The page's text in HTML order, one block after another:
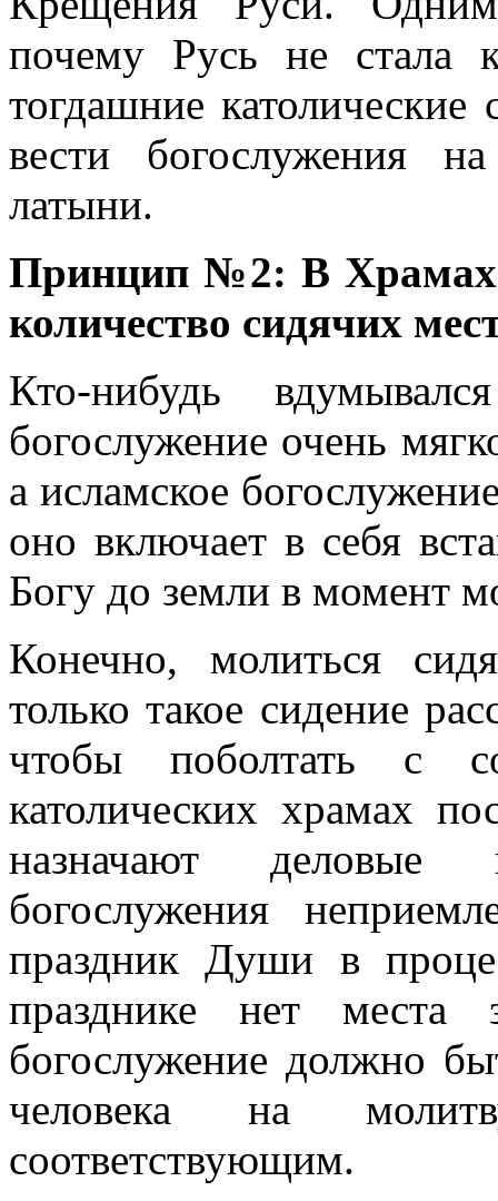
почему Русь не стала
тогдашние католические
вести богослужения
латыни.
Принцип №2: В Храмах
количество сидячих
Кто-нибудь
богослужение очень
а исламское
оно включает в себя
Богу до земли в момент
Конечно, молиться
только такое сидение
чтобы поболтать с
католических храмах
назначают деловые
богослужения
праздник Души в
празднике нет места
богослужение должно
человека на
соответствующим.